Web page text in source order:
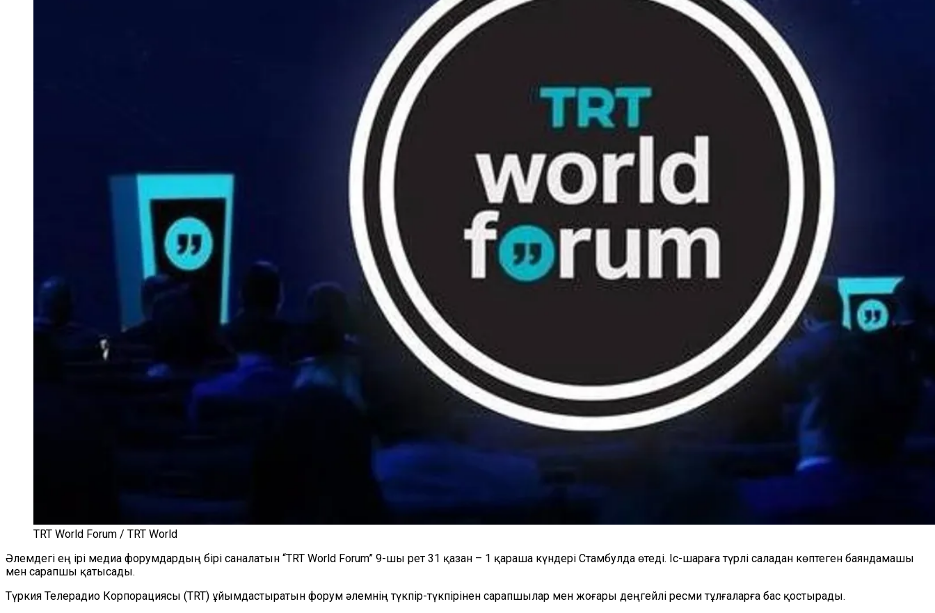
TRT World Forum / TRT World
Әлемдегі ең ірі медиа форумдардың бірі саналатын “TRT World Forum” 9-шы рет 31 қазан – 1 қараша күндері Стамбулда өтеді. Іс-шараға түрлі саладан көптеген баяндамашы
мен сарапшы қатысады.
Түркия Телерадио Корпорациясы (TRT) ұйымдастыратын форум әлемнің түкпір-түкпірінен сарапшылар мен жоғары деңгейлі ресми тұлғаларға бас қостырады.